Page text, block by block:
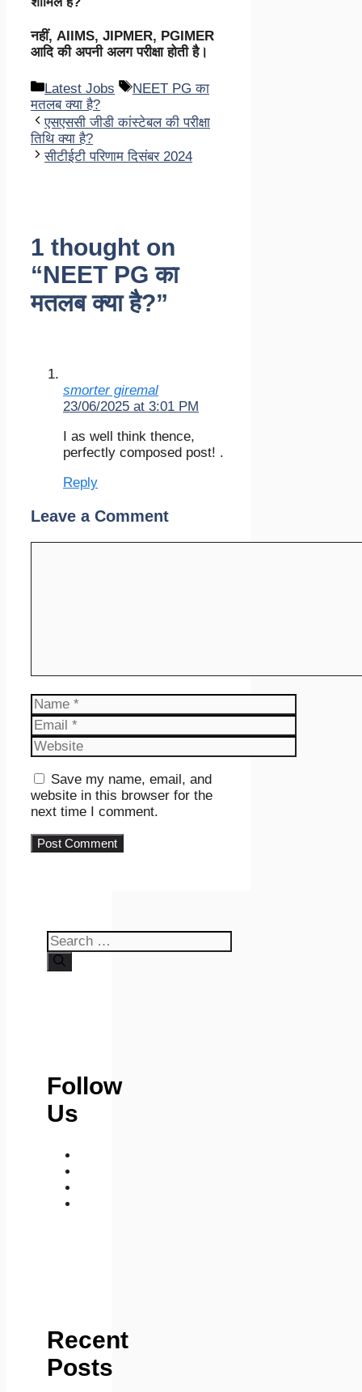
नहीं, AIIMS, JIPMER, PGIMER
आदि की अपनी अलग परीक्षा होती है।
Categories
Latest Jobs Tags
NEET PG का
मतलब क्या है?
एसएससी जीडी कांस्टेबल की परीक्षा
तिथि क्या है?
सीटीईटी परिणाम दिसंबर 2024
1 thought on
“NEET PG का
मतलब क्या है?”
smorter giremal
23/06/2025 at 3:01 PM
I as well think thence,
perfectly composed post! .
Reply
Leave a Comment
Name
Email
Website
Save my name, email, and
website in this browser for the
next time I comment.
Search
for:
Follow
Us
Recent
Posts